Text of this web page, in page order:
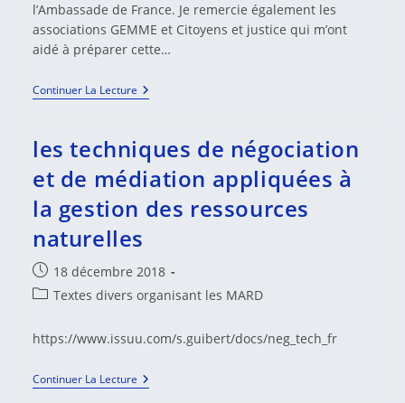
l’Ambassade de France. Je remercie également les
associations GEMME et Citoyens et justice qui m’ont
aidé à préparer cette…
Continuer La LectureLA
MÉDIATION
LA
MÉDIATION
PÉNALE
POST-
SENTENCIELLE
les techniques de négociation
et de médiation appliquées à
la gestion des ressources
naturelles
Publication
publiée :
18 décembre 2018
PostTextes divers organisant les MARD
https://www.issuu.com/s.guibert/docs/neg_tech_fr
Continuer La LectureLes
Techniques